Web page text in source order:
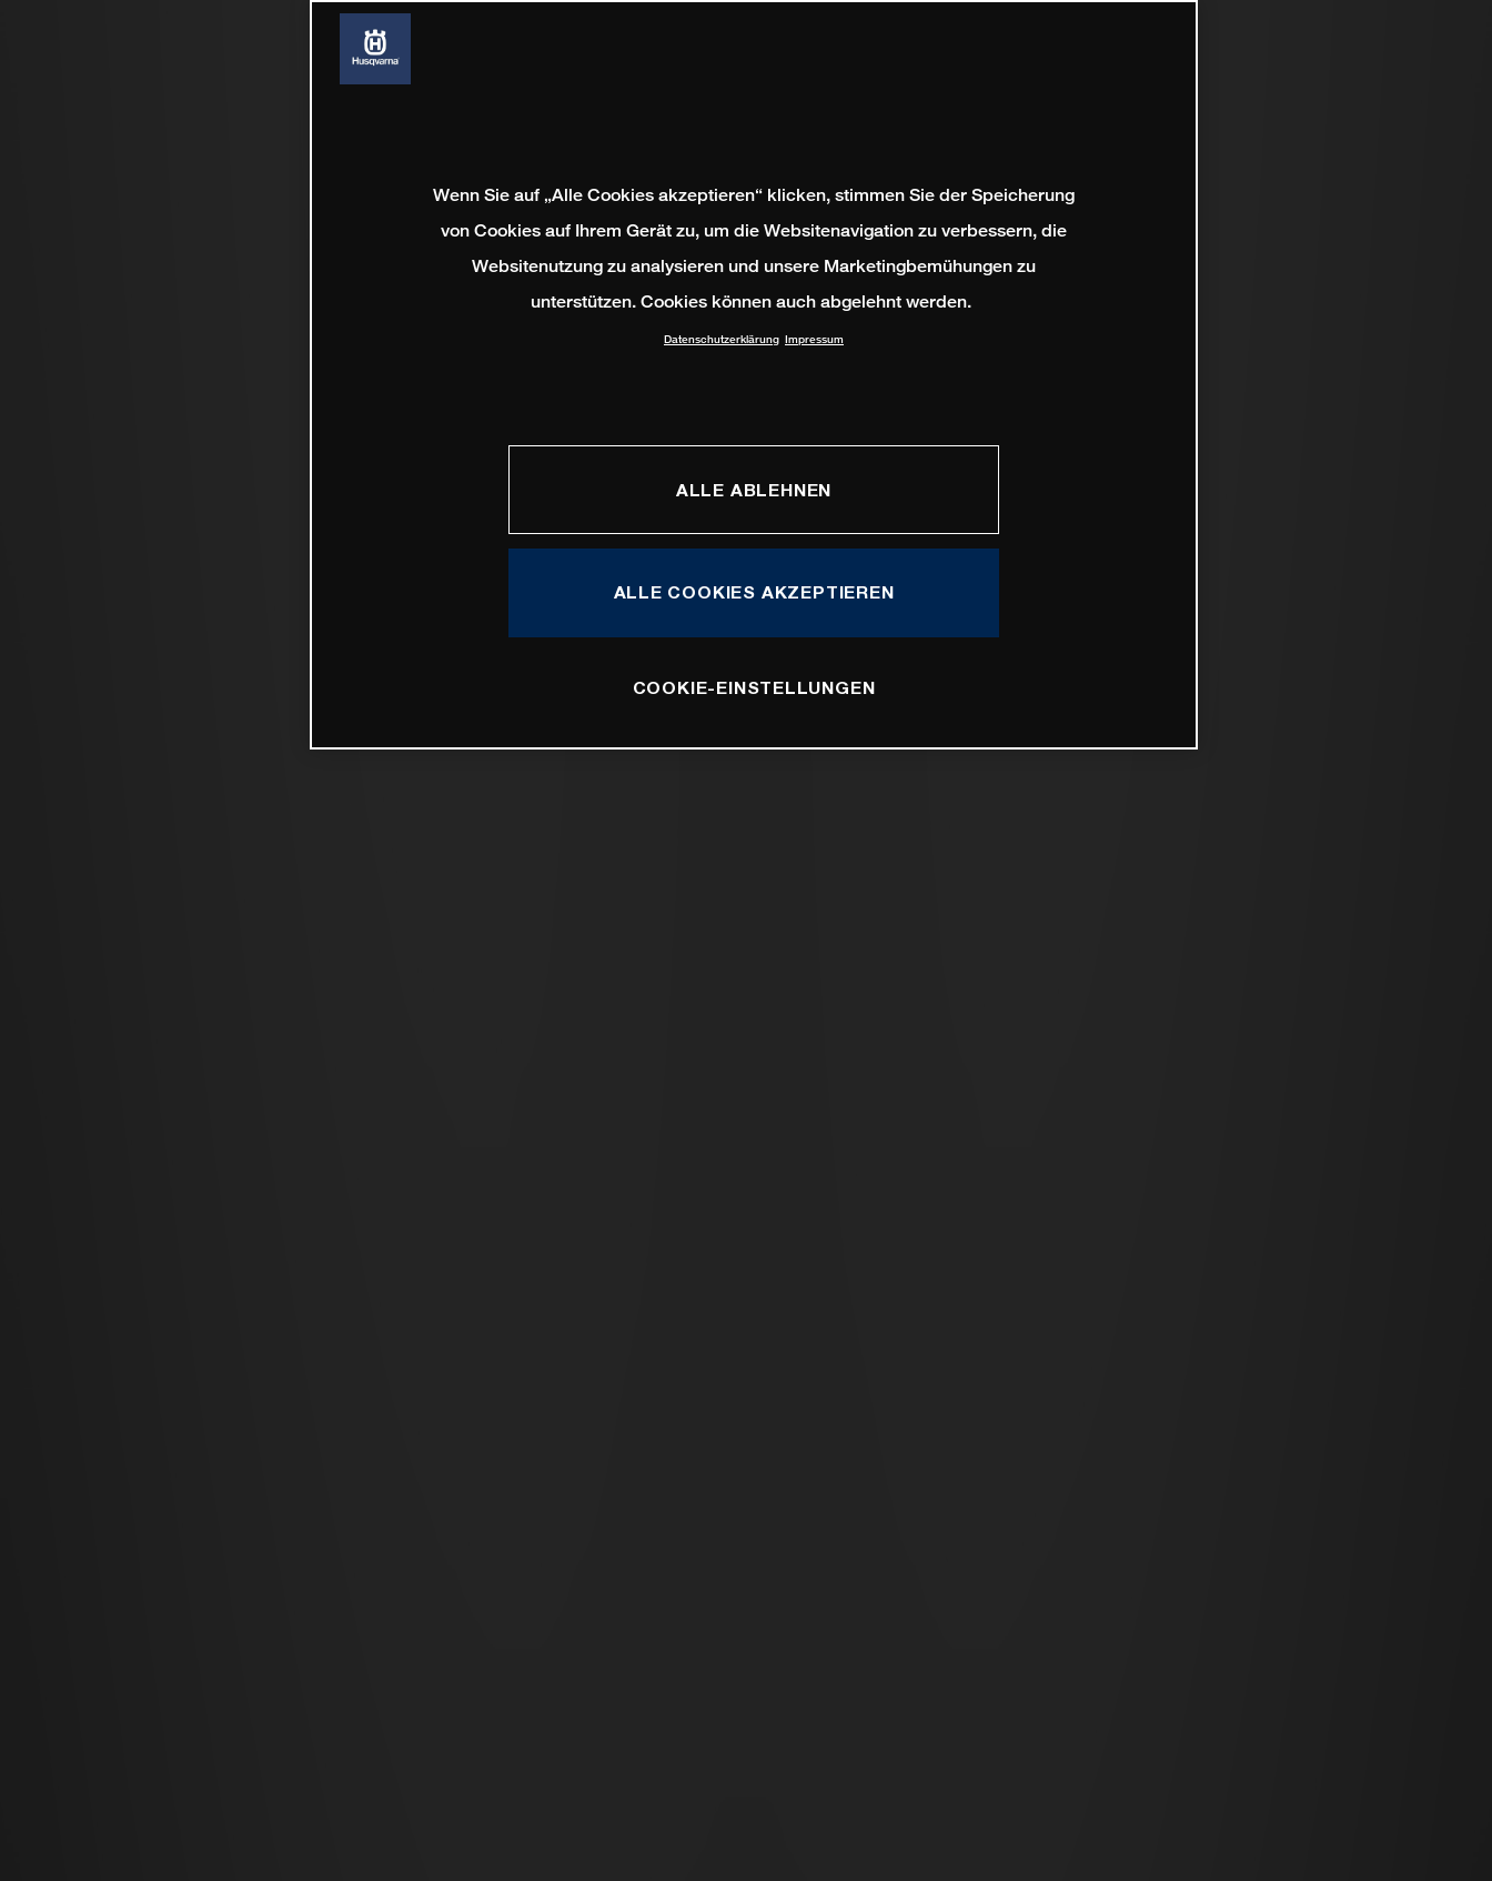
Wenn Sie auf „Alle Cookies akzeptieren“ klicken, stimmen Sie der Speicherung
von Cookies auf Ihrem Gerät zu, um die Websitenavigation zu verbessern, die
Websitenutzung zu analysieren und unsere Marketingbemühungen zu
unterstützen. Cookies können auch abgelehnt werden.
Datenschutzerklärung Impressum
ALLE ABLEHNEN
ALLE COOKIES AKZEPTIEREN
COOKIE-EINSTELLUNGEN